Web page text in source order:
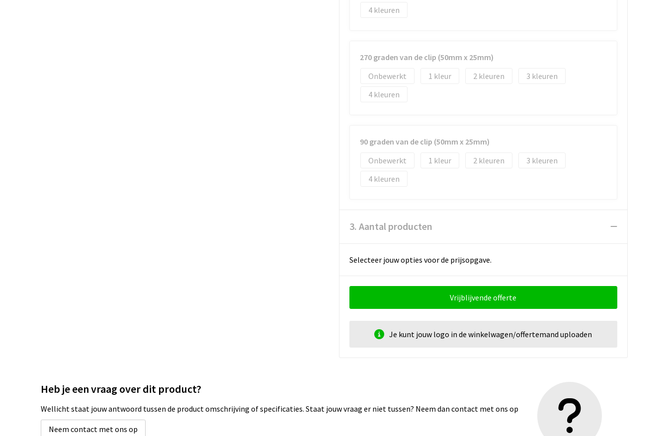
4
270 graden van de clip (50mm x 25mm)
Onbewerkt
1 2
3
4
90 graden van de clip (50mm x 25mm)
Onbewerkt
1 2
3
4
3. Aantal producten
Selecteer jouw opties voor de prijsopgave.
Vrijblijvende offerte
Je kunt jouw logo in de winkelwagen/offertemand uploaden
Heb je een vraag over dit product?
Wellicht staat jouw antwoord tussen de product omschrijving of specificaties. Staat jouw vraag er niet tussen? Neem dan contact met ons op
Neem contact met ons op